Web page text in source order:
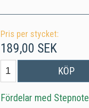
Pris per stycket:
189,00 SEK
KÖP
Fördelar med Stepnote